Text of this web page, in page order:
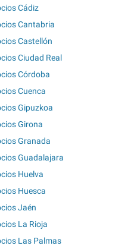
Cádiz
Cantabria
Castellón
Ciudad Real
Córdoba
Cuenca
Gipuzkoa
Girona
Granada
Guadalajara
Huelva
Huesca
Jaén
La Rioja
Las Palmas